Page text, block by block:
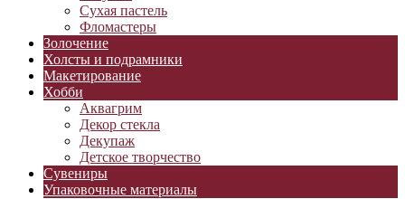
Сухая пастель
Фломастеры
Золочение
Холсты и подрамники
Макетирование
Хобби
Аквагрим
Декор стекла
Декупаж
Детское творчество
Сувениры
Упаковочные материалы